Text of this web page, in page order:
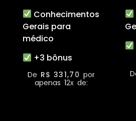
Conhecimentos
Gerais para
médico
+3 bônus
De R$ 331,70 por
apenas 12x de: